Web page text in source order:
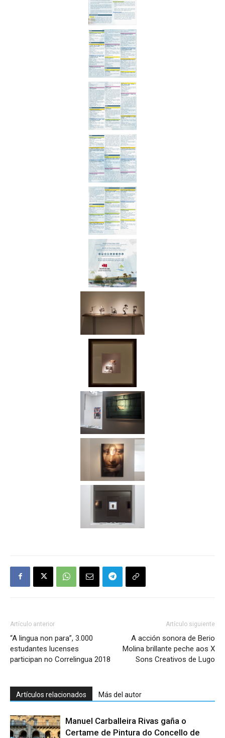
Artículo anterior
“A lingua non para”, 3.000
estudantes lucenses
participan no Correlingua 2018
Artículo siguiente
A acción sonora de Berio
Molina brillante peche aos X
Sons Creativos de Lugo
Artículos relacionados Más del autor
Manuel Carballeira Rivas gaña o
Certame de Pintura do Concello de